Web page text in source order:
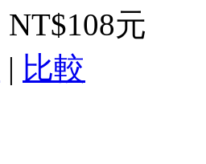
NT$108元
| 比較